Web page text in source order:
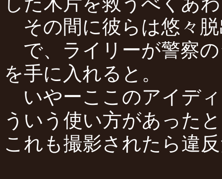
その間に彼らは悠々
で、ライリーが警察
を手に入れると。
いやーここのアイデ
ういう使い方があった
これも撮影されたら違